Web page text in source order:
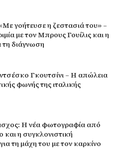
γοήτευσε η ζεστασιά του» –
με τον Μπρους Γουίλις και η
τη διάγνωση
Γκουτσίνι – Η απώλεια
φωνής της ιταλικής
Η νέα φωτογραφία από
και η συγκλονιστική
τη μάχη του με τον καρκίνο